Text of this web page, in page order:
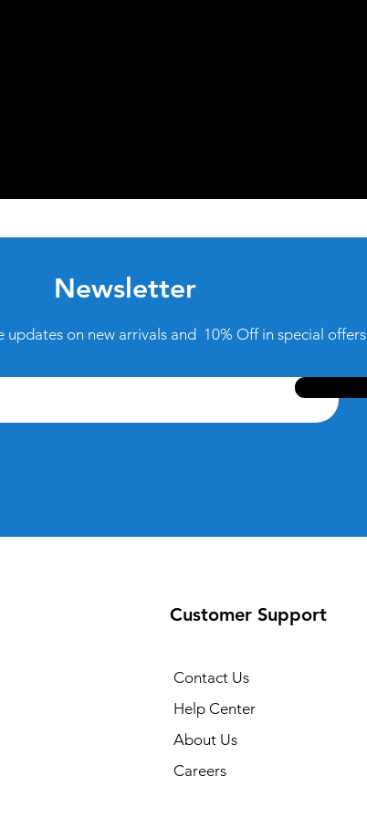
Newsletter
updates on new arrivals and 10% Off in special offers
Customer Support
Contact Us
Help Center
About Us
Careers